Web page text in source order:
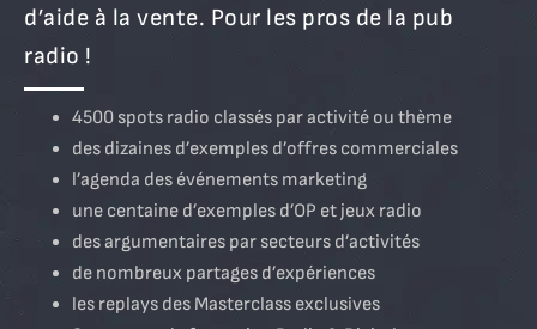
d’aide à la vente. Pour les pros de la pub
radio !
4500 spots radio classés par activité ou thème
des dizaines d’exemples d’offres commerciales
l’agenda des événements marketing
une centaine d’exemples d’OP et jeux radio
des argumentaires par secteurs d’activités
de nombreux partages d’expériences
les replays des Masterclass exclusives